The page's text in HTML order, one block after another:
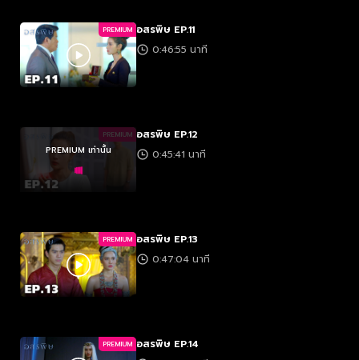
PREMIUM อสรพิษ EP.11
0:46:55 นาที
PREMIUM
PREMIUM เท่านั้น
อสรพิษ EP.12
0:45:41 นาที
PREMIUM อสรพิษ EP.13
0:47:04 นาที
PREMIUM อสรพิษ EP.14